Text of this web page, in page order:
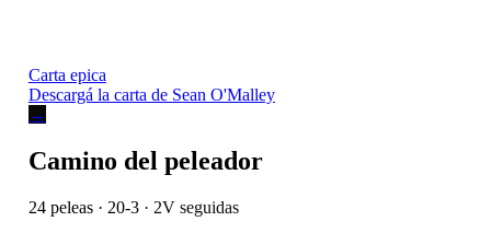
Carta epica
Descargá la carta de Sean O'Malley
→
Camino del peleador
24 peleas · 20-3· 2V seguidas